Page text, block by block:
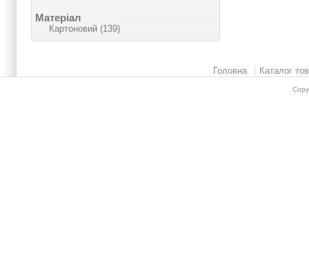
Матеріал
Картоновий (139)
Головна Каталог